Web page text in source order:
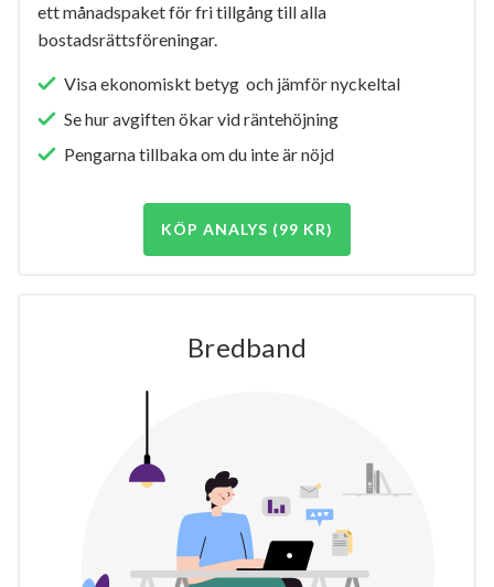
ett månadspaket för fri tillgång till alla
bostadsrättsföreningar.
Visa ekonomiskt betyg och jämför nyckeltal
Se hur avgiften ökar vid räntehöjning
Pengarna tillbaka om du inte är nöjd
KÖP ANALYS (99 KR)
Bredband